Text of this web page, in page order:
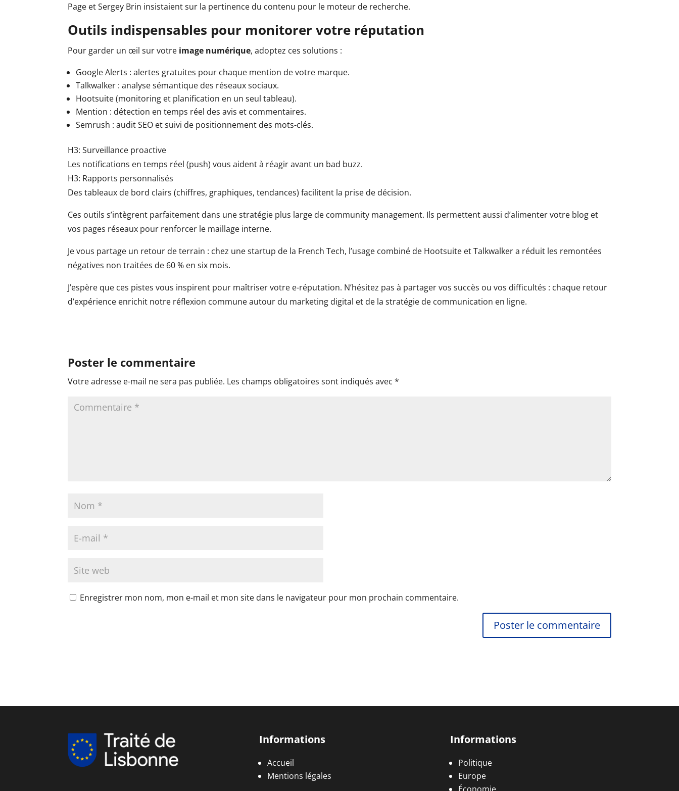
Page et Sergey Brin insistaient sur la pertinence du contenu pour le moteur de recherche.
Outils indispensables pour monitorer votre réputation
Pour garder un œil sur votre image numérique, adoptez ces solutions :
Google Alerts : alertes gratuites pour chaque mention de votre marque.
Talkwalker : analyse sémantique des réseaux sociaux.
Hootsuite (monitoring et planification en un seul tableau).
Mention : détection en temps réel des avis et commentaires.
Semrush : audit SEO et suivi de positionnement des mots-clés.
H3: Surveillance proactive
Les notifications en temps réel (push) vous aident à réagir avant un bad buzz.
H3: Rapports personnalisés
Des tableaux de bord clairs (chiffres, graphiques, tendances) facilitent la prise de décision.
Ces outils s’intègrent parfaitement dans une stratégie plus large de community management. Ils permettent aussi d’alimenter votre blog et
vos pages réseaux pour renforcer le maillage interne.
Je vous partage un retour de terrain : chez une startup de la French Tech, l’usage combiné de Hootsuite et Talkwalker a réduit les remontées
négatives non traitées de 60 % en six mois.
J’espère que ces pistes vous inspirent pour maîtriser votre e-réputation. N’hésitez pas à partager vos succès ou vos difficultés : chaque retour
d’expérience enrichit notre réflexion commune autour du marketing digital et de la stratégie de communication en ligne.
Poster le commentaire
Votre adresse e-mail ne sera pas publiée. Les champs obligatoires sont indiqués avec*
Enregistrer mon nom, mon e-mail et mon site dans le navigateur pour mon prochain commentaire.
Informations
Accueil
Mentions légales
Informations
Politique
Europe